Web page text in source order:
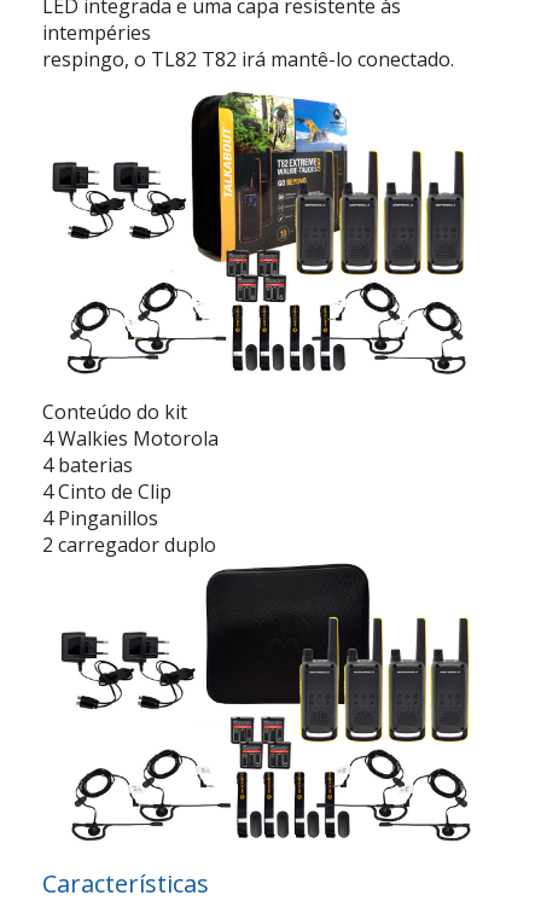
LED integrada e uma capa resistente às
intempéries
respingo, o TL82 T82 irá mantê-lo conectado.
Conteúdo do kit
4 Walkies Motorola
4 baterias
4 Cinto de Clip
4 Pinganillos
2 carregador duplo
Características